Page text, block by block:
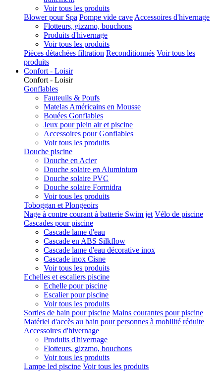
Voir tous les produits
Blower pour Spa Pompe vide cave Accessoires d'hivernage
Flotteurs, gizzmo, bouchons
Produits d'hivernage
Voir tous les produits
Pièces détachées filtration Reconditionnés Voir tous les
produits
Confort - Loisir
Confort - Loisir
Gonflables
Fauteuils & Poufs
Matelas Américains en Mousse
Bouées Gonflables
Jeux pour plein air et piscine
Accessoires pour Gonflables
Voir tous les produits
Douche piscine
Douche en Acier
Douche solaire en Aluminium
Douche solaire PVC
Douche solaire Formidra
Voir tous les produits
Toboggan et Plongeoirs
Nage à contre courant à batterie Swim jet Vélo de piscine
Cascades pour piscine
Cascade lame d'eau
Cascade en ABS Silkflow
Cascade lame d'eau décorative inox
Cascade inox Cisne
Voir tous les produits
Echelles et escaliers piscine
Echelle pour piscine
Escalier pour piscine
Voir tous les produits
Sorties de bain pour piscine Mains courantes pour piscine
Matériel d'accès au bain pour personnes à mobilité réduite
Accessoires d'hivernage
Produits d'hivernage
Flotteurs, gizzmo, bouchons
Voir tous les produits
Lampe led piscine Voir tous les produits